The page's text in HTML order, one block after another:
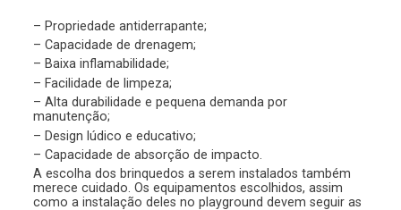
– Propriedade antiderrapante;
– Capacidade de drenagem;
– Baixa inflamabilidade;
– Facilidade de limpeza;
– Alta durabilidade e pequena demanda por
manutenção;
– Design lúdico e educativo;
– Capacidade de absorção de impacto.
A escolha dos brinquedos a serem instalados também
merece cuidado. Os equipamentos escolhidos, assim
como a instalação deles no playground devem seguir as